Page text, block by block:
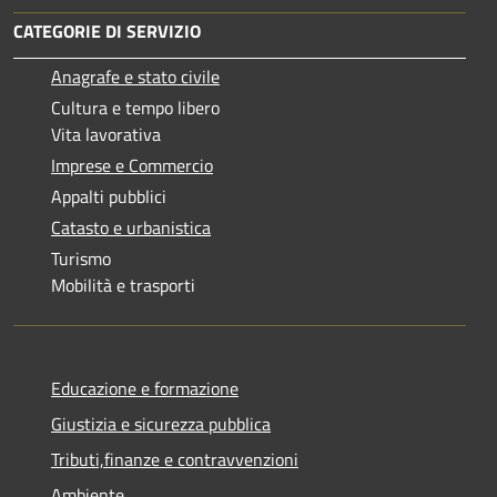
CATEGORIE DI SERVIZIO
Anagrafe e stato civile
Cultura e tempo libero
Vita lavorativa
Imprese e Commercio
Appalti pubblici
Catasto e urbanistica
Turismo
Mobilità e trasporti
Educazione e formazione
Giustizia e sicurezza pubblica
Tributi,finanze e contravvenzioni